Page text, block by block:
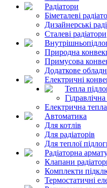
Радіатори
Біметалеві
Дизайнерські
Сталеві радіатори
Природна
Примусова
Додаткове
Електричні
Тепла
Електрична
Автоматика
Для котлів
Для радіаторів
Для теплої
Радіаторна
Клапани
Комплекти
Термостатичні